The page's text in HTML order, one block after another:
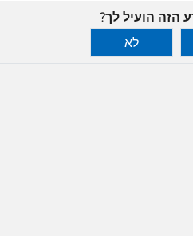
הזה הועיל לך?
לא